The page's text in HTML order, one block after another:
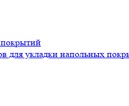
для укладки напольных